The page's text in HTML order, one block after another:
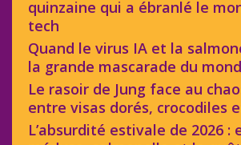
quinzaine qui a ébranlé le
tech
Quand le virus IA et la
la grande mascarade du
Le rasoir de Jung face au
entre visas dorés, crocodiles
L’absurdité estivale de 2026 :